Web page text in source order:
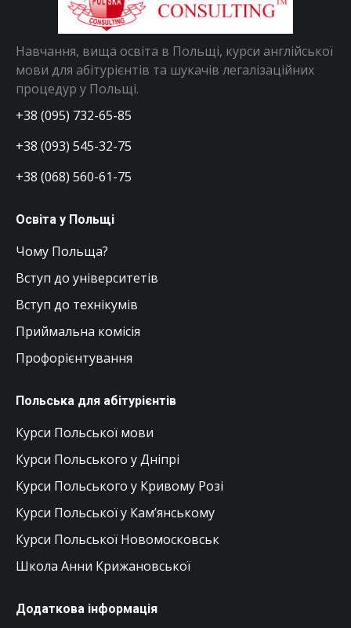
Навчання, вища освіта в Польщі, курси англійської
мови для абітурієнтів та шукачів легалізаційних
процедур у Польщі.
+38 (095) 732-65-85
+38 (093) 545-32-75
+38 (068) 560-61-75
Освіта у Польщі
Чому Польща?
Вступ до університетів
Вступ до технікумів
Приймальна комісія
Профорієнтування
Польська для абітурієнтів
Курси Польської мови
Курси Польського у Дніпрі
Курси Польського у Кривому Розі
Курси Польської у Кам’янському
Курси Польської Новомосковськ
Школа Анни Крижановської
Додаткова інформація